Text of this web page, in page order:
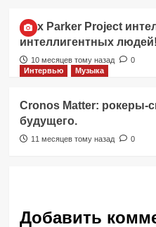
Alex Parker Project
интеллигентных людей!
10 месяцев тому назад
0
Интервью
Музыка
Cronos Matter: рокеры-
будущего.
11 месяцев тому назад 0
Добавить